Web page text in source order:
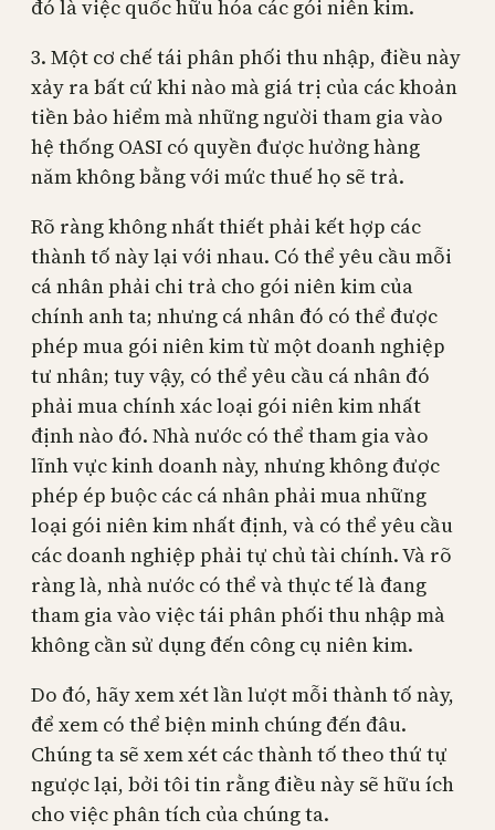
đó là việc quốc hữu hóa các gói niên kim.
3. Một cơ chế tái phân phối thu nhập, điều này
xảy ra bất cứ khi nào mà giá trị của các khoản
tiền bảo hiểm mà những người tham gia vào
hệ thống OASI có quyền được hưởng hàng
năm không bằng với mức thuế họ sẽ trả.
Rõ ràng không nhất thiết phải kết hợp các
thành tố này lại với nhau. Có thể yêu cầu mỗi
cá nhân phải chi trả cho gói niên kim của
chính anh ta; nhưng cá nhân đó có thể được
phép mua gói niên kim từ một doanh nghiệp
tư nhân; tuy vậy, có thể yêu cầu cá nhân đó
phải mua chính xác loại gói niên kim nhất
định nào đó. Nhà nước có thể tham gia vào
lĩnh vực kinh doanh này, nhưng không được
phép ép buộc các cá nhân phải mua những
loại gói niên kim nhất định, và có thể yêu cầu
các doanh nghiệp phải tự chủ tài chính. Và rõ
ràng là, nhà nước có thể và thực tế là đang
tham gia vào việc tái phân phối thu nhập mà
không cần sử dụng đến công cụ niên kim.
Do đó, hãy xem xét lần lượt mỗi thành tố này,
để xem có thể biện minh chúng đến đâu.
Chúng ta sẽ xem xét các thành tố theo thứ tự
ngược lại, bởi tôi tin rằng điều này sẽ hữu ích
cho việc phân tích của chúng ta.